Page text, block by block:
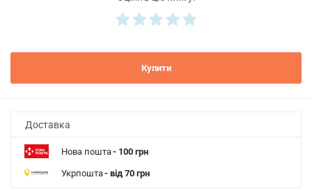
Купити
Доставка
Нова пошта- 100 грн
Укрпошта- від 70 грн